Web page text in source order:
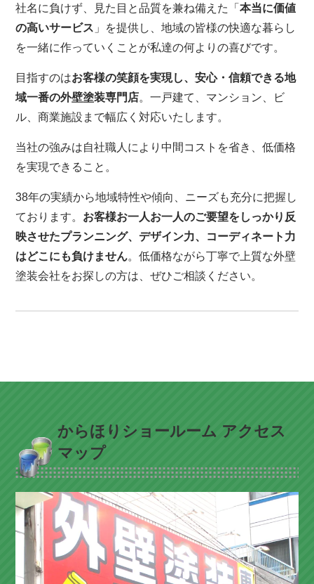
社名に負けず、見た目と品質を兼ね備えた「本当に価値
の高いサービス 」を提供し、地域の皆様の快適な暮らし
を一緒に作っていくことが私達の何よりの喜びです。
目指すのはお客様の笑顔を実現し、安心・信頼できる地
域一番の外壁塗装専門店。一戸建て、マンション、ビ
ル、商業施設まで幅広く対応いたします。
当社の強みは自社職人により中間コストを省き、低価格
を実現できること。
38年の実績から地域特性や傾向、ニーズも充分に把握し
ております。 お客様お一人お一人のご要望をしっかり反
映させたプランニング、デザイン力、コーディネート力
はどこにも負けません。低価格ながら丁寧で上質な外壁
塗装会社をお探しの方は、ぜひご相談ください。
からほりショールーム アクセス
マップ